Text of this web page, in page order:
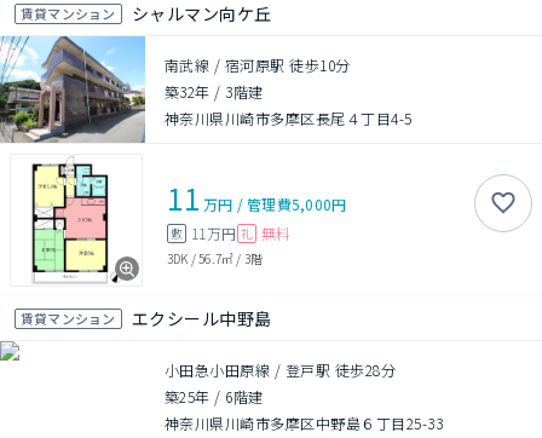
賃貸マンション シャルマン向ケ丘
南武線 / 宿河原駅 徒歩10分
築32年 / 3階建
神奈川県川崎市多摩区長尾４丁目4-5
11 万円 /管理費5,000円
敷 11万円 礼 無料
3DK /56.7㎡ / 3階
賃貸マンション エクシール中野島
小田急小田原線 / 登戸駅 徒歩28分
築25年 / 6階建
神奈川県川崎市多摩区中野島６丁目25-33